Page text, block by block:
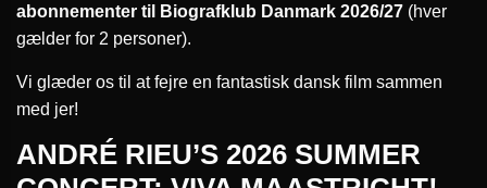
abonnementer til Biografklub Danmark 2026/27 (hver
gælder for 2 personer).
Vi glæder os til at fejre en fantastisk dansk film sammen
med jer!
ANDRÉ RIEU’S 2026 SUMMER